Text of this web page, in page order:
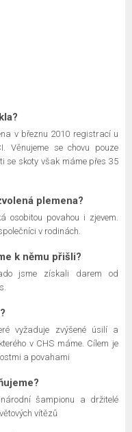
v březnu 2010 registrací u
Věnujeme se chovu pouze
se skoty však máme přes 35
plemena?
osobitou povahou i zjevem.
v rodinách.
k němu přišli?
jsme získali darem od
vyžaduje zvýšené úsilí a
v CHS máme. Cílem je
a povahami
šampionu a držitelé
vítězů